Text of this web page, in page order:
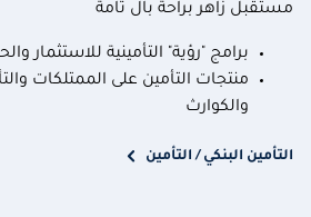
مستقبل زاهر براحة بال تامة
برامج "رؤية" التأمينية للاستثمار
منتجات التأمين على الممتلكات
والكوارث
التأمين البنكي / التأمين